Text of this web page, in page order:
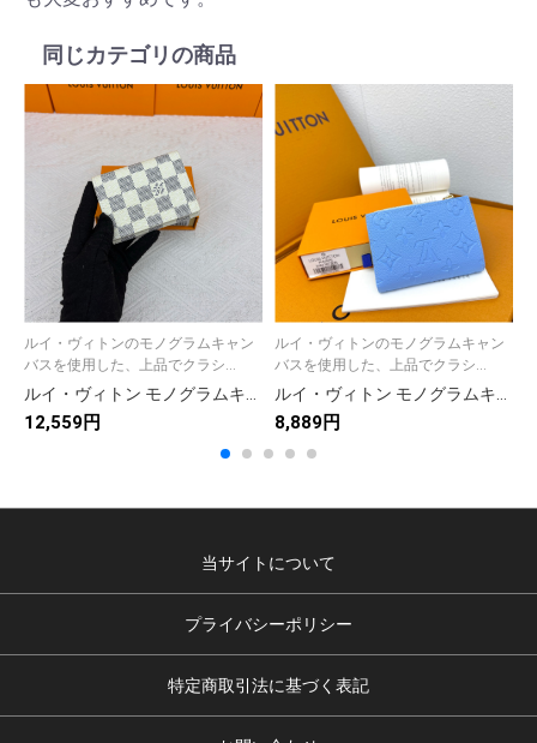
同じカテゴリの商品
ルイ・ヴィトンのモノグラムキャン
バスを使用した、上品でクラシ...
12,559円
ルイ・ヴィトンのモノグラムキャン
バスを使用した、上品でクラシ...
8,889円
当サイトについて
プライバシーポリシー
特定商取引法に基づく表記